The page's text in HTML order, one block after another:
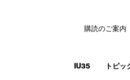
IU35 トピッ
購読のご案内